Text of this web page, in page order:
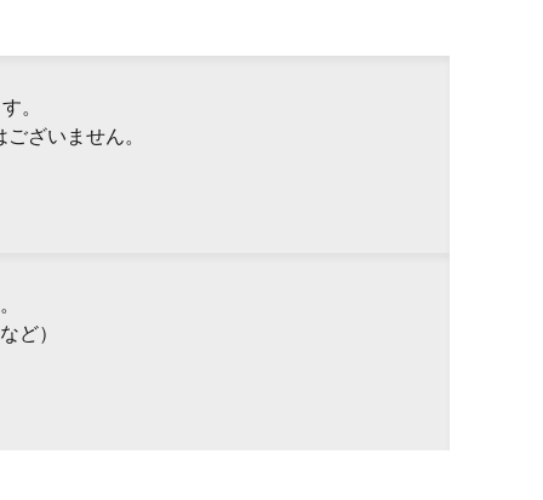
。
ざいません。
ど）